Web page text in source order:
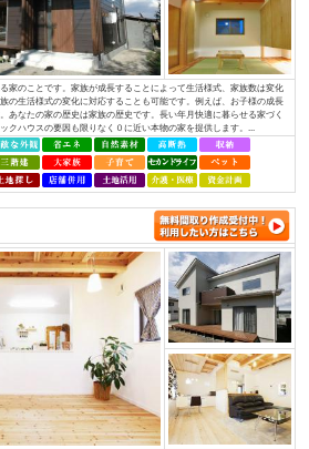
職人経験者！当社では、社長を含め社員全員が
要望にも的確にお応えできます。・専門性が高
工には、大工さんが理解しているところ、白
ば対応できない部分があります。しかし、当
ウホーム（株）